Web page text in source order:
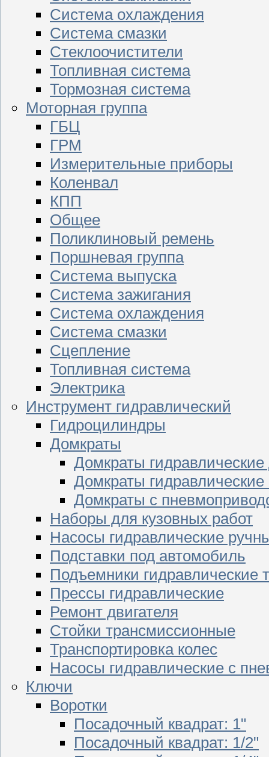
Система охлаждения
Система смазки
Стеклоочистители
Топливная система
Тормозная система
Моторная группа
ГБЦ
ГРМ
Измерительные приборы
Коленвал
КПП
Общее
Поликлиновый ремень
Поршневая группа
Система выпуска
Система зажигания
Система охлаждения
Система смазки
Сцепление
Топливная система
Электрика
Инструмент гидравлический
Гидроцилиндры
Домкраты
Домкраты
Домкраты гидравлические
Домкраты с
Наборы для кузовных работ
Насосы гидравлические
Подставки под автомобиль
Подъемники гидравлические
Прессы гидравлические
Ремонт двигателя
Стойки трансмиссионные
Транспортировка колес
Насосы гидравлические с
Ключи
Воротки
Посадочный квадрат: 1"
Посадочный квадрат: 1/2"